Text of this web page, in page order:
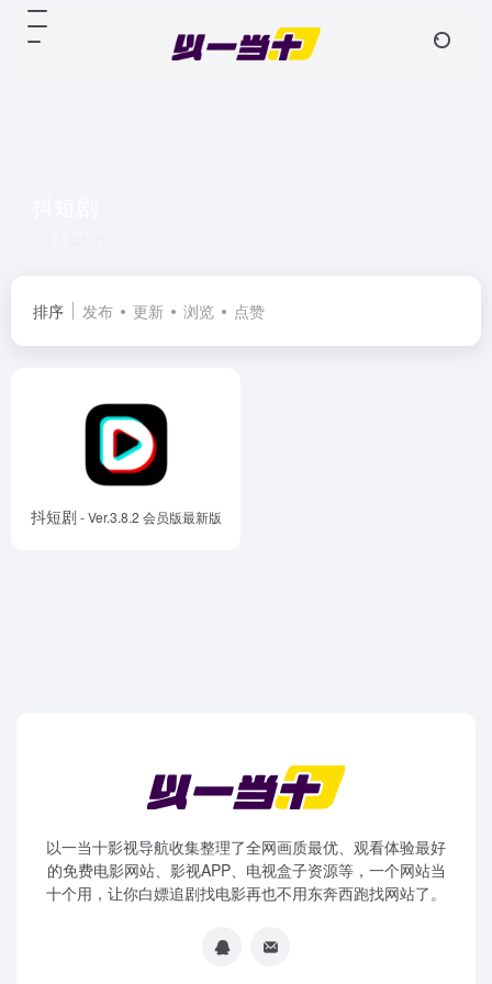
排序 发布 更新 浏览 点赞
抖短剧 - Ver.3.8.2 会员版最新版
以一当十影视导航收集整理了全网画质最优、观看体验最好
的免费电影网站、影视APP、电视盒子资源等，一个网站当
十个用，让你白嫖追剧找电影再也不用东奔西跑找网站了。